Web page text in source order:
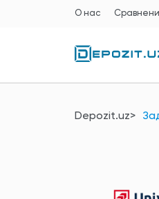
О нас
Depozit.uz